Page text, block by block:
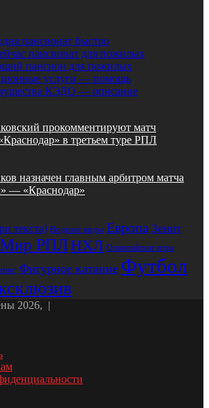
пансионат быстро
пансионат для пожилых
пансион для пожилых
услуги — помощь
КЭДО — описание
прокомментируют матч
в третьем туре РПЛ
назначен главным арбитром матча
— «Краснодар»
текста) Водные виды Европа Зенит
Мир РПЛНХЛ Олимпийские игры
Фигурное катание Футбол
2026, |